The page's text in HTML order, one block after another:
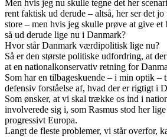
Men hvis jeg nu skulle tegne det her
rent faktisk ud derude – altså, her ser det
store – men hvis jeg skulle prøve at give et
så ud derude lige nu i Danmark?
Hvor står Danmark værdipolitisk lige nu?
Så er den største politiske udfordring, at
at en nationalkonservativ retning for
Som har en tilbageskuende – i min optik –
defensiv forståelse af, hvad der er rigtigt i
Som ønsker, at vi skal trække os ind i
involverede sig i, som Rasmus stod her
progressivt Europa.
Langt de fleste problemer, vi står overfor,